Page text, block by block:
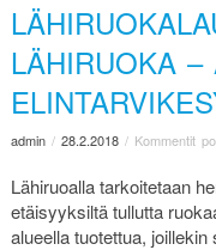
LÄHIRUOKA –
admin/ 28.2.2018/ Kommentit
Lähiruoalla tarkoitetaan
etäisyyksiltä tullutta
alueella tuotettua,